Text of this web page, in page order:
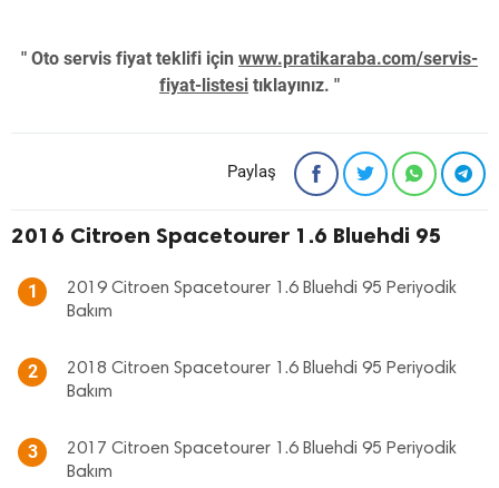
" Oto servis fiyat teklifi için www.pratikaraba.com/servis-
fiyat-listesi tıklayınız. "
Paylaş
2016 Citroen Spacetourer 1.6 Bluehdi 95
1
2019 Citroen Spacetourer 1.6 Bluehdi 95 Periyodik
Bakım
2
2018 Citroen Spacetourer 1.6 Bluehdi 95 Periyodik
Bakım
3
2017 Citroen Spacetourer 1.6 Bluehdi 95 Periyodik
Bakım